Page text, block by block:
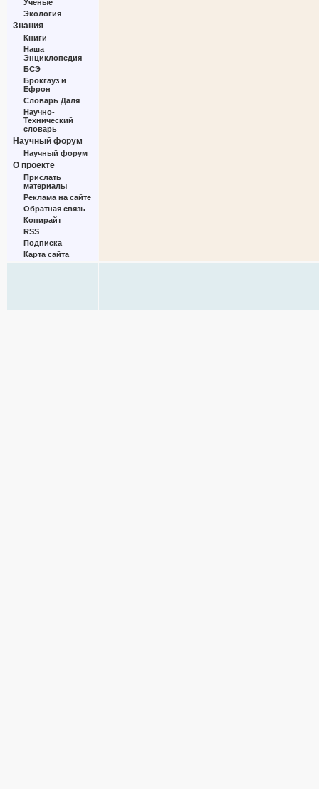
Ученые
Экология
Знания
Книги
Наша
Энциклопедия
БСЭ
Брокгауз и
Ефрон
Словарь Даля
Научно-
Технический
словарь
Научный форум
Научный форум
О проекте
Прислать
материалы
Реклама на сайте
Обратная связь
Копирайт
RSS
Подписка
Карта сайта